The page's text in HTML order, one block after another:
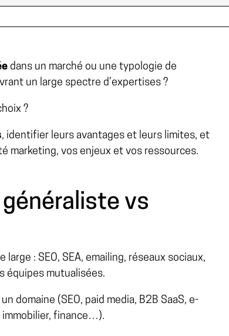
dans un marché ou une typologie de
un large spectre d’expertises ?
?
, identifier leurs avantages et leurs limites, et
marketing, vos enjeux et vos ressources.
vs
: SEO, SEA, emailing, réseaux sociaux,
équipes mutualisées.
domaine (SEO, paid media, B2B SaaS, e-
finance…).